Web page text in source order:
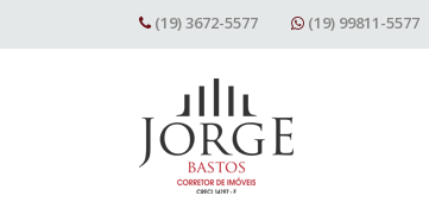
(19) 3672-5577 (19) 99811-5577